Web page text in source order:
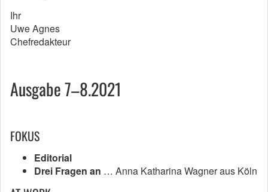
Ihr
Uwe Agnes
Chefredakteur
Ausgabe 7–8.2021
FOKUS
Editorial
Drei Fragen an … Anna Katharina Wagner aus Köln